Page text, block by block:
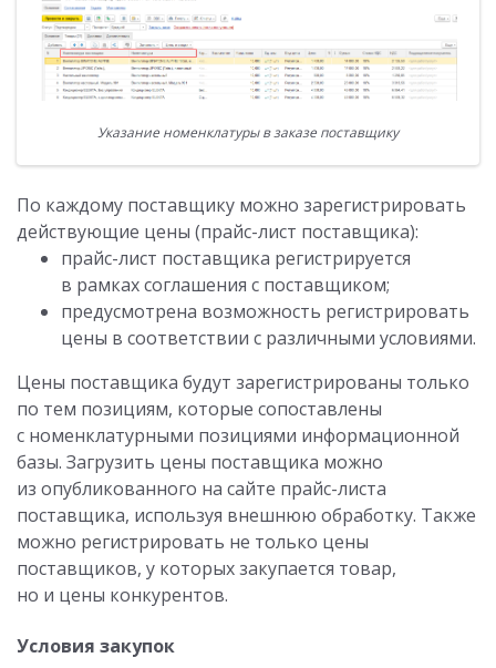
Указание номенклатуры в заказе поставщику
По каждому поставщику можно зарегистрировать
действующие цены (прайс-лист поставщика):
прайс-лист поставщика регистрируется
в рамках соглашения с поставщиком;
предусмотрена возможность регистрировать
цены в соответствии с различными условиями.
Цены поставщика будут зарегистрированы только
по тем позициям, которые сопоставлены
с номенклатурными позициями информационной
базы. Загрузить цены поставщика можно
из опубликованного на сайте прайс-листа
поставщика, используя внешнюю обработку. Также
можно регистрировать не только цены
поставщиков, у которых закупается товар,
но и цены конкурентов.
Условия закупок